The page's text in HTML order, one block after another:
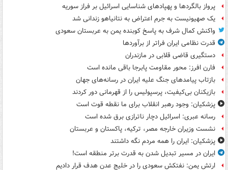
پرواز بالگردها و پهپادهای شناسایی اسرائیل بر فراز سوریه
یک صهیونیست به جرم اعتراض به نتانیاهو زندانی شد
واکنش کمال شرف به پاسخ کوبنده یمن به عربستان سعودی
قدرت نظامی ایران فراتر از برآوردها
دستگیری قاضی قلابی در مازندران
فارن افرز: محور مقاومت پابرجا باقی مانده است
بازتاب پیامدهای جنگ علیه ایران در رسانه‌های جهان
بازیکنان بی‌کیفیت، پرسپولیس را از قهرمانی دور کردند
پزشکیان: وجود رهبر انقلاب برای ما نقطه قوت است
رسانه عبری: اسرائیل دچار ناترازی برق شده است
نشست وزیران خارجه مصر، ترکیه، پاکستان و عربستان
پزشکیان: ایران را همه مردم نگه داشتند
ایران در مسیر تبدیل شدن به قدرت برتر منطقه است!
ارتش یمن: نفتکش سعودی را در خلیج عدن هدف قرار دادیم